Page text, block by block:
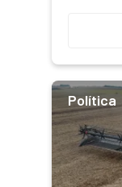
Política